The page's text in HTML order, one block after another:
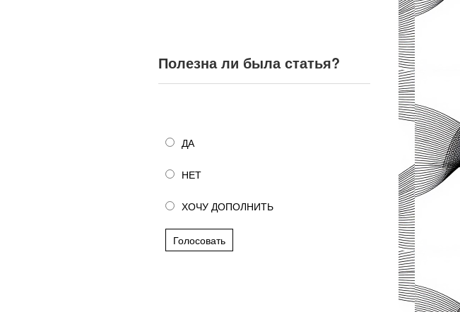
Полезна ли была статья?
ДА
НЕТ
ХОЧУ ДОПОЛНИТЬ
Голосовать